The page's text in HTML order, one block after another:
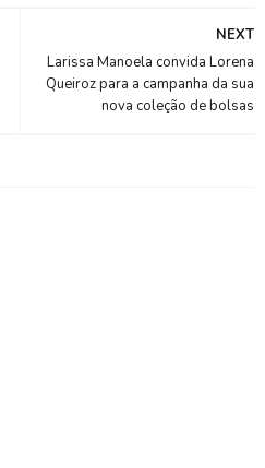
NEXT
Larissa Manoela convida Lorena
Queiroz para a campanha da sua
nova coleção de bolsas